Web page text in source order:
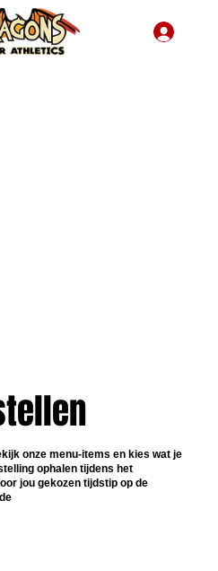
onze menu-items en kies wat je
ophalen tijdens het
jou gekozen tijdstip op de